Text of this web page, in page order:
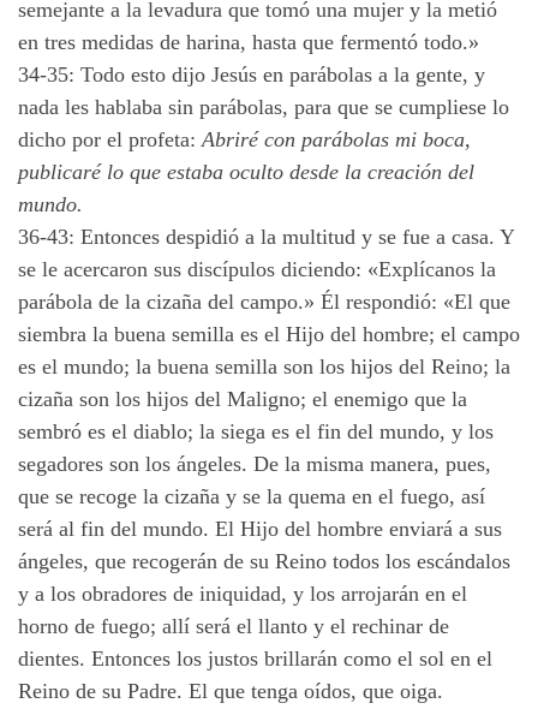
semejante a la levadura que tomó una mujer y la metió
en tres medidas de harina, hasta que fermentó todo.»
34-35: Todo esto dijo Jesús en parábolas a la gente, y
nada les hablaba sin parábolas, para que se cumpliese lo
dicho por el profeta:Abriré con parábolas mi boca,
publicaré lo que estaba oculto desde la creación del
mundo.
36-43: Entonces despidió a la multitud y se fue a casa. Y
se le acercaron sus discípulos diciendo: «Explícanos la
parábola de la cizaña del campo.» Él respondió: «El que
siembra la buena semilla es el Hijo del hombre; el campo
es el mundo; la buena semilla son los hijos del Reino; la
cizaña son los hijos del Maligno; el enemigo que la
sembró es el diablo; la siega es el fin del mundo, y los
segadores son los ángeles. De la misma manera, pues,
que se recoge la cizaña y se la quema en el fuego, así
será al fin del mundo. El Hijo del hombre enviará a sus
ángeles, que recogerán de su Reino todos los escándalos
y a los obradores de iniquidad, y los arrojarán en el
horno de fuego; allí será el llanto y el rechinar de
dientes. Entonces los justos brillarán como el sol en el
Reino de su Padre. El que tenga oídos, que oiga.